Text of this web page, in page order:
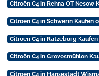
Citroën C4 in Rehna OT Nesow
Citroën C4 in Schwerin Kaufen
Citroën C4 in Ratzeburg
Citroën C4 in Grevesmühlen
Citroën C4 in Hansestadt